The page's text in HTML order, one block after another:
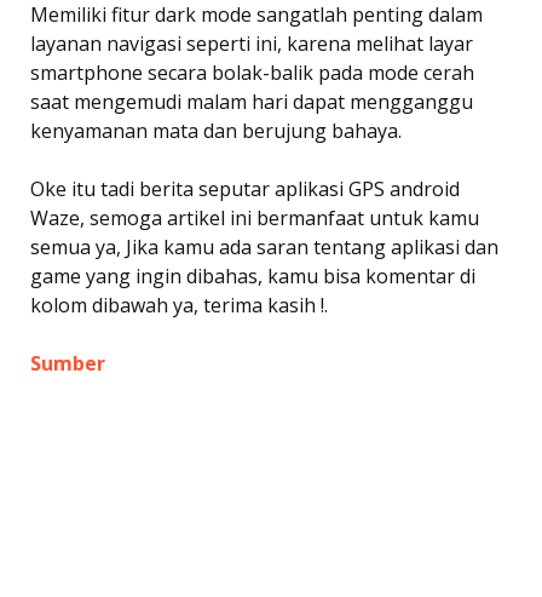
Memiliki fitur dark mode sangatlah penting dalam
layanan navigasi seperti ini, karena melihat layar
smartphone secara bolak-balik pada mode cerah
saat mengemudi malam hari dapat mengganggu
kenyamanan mata dan berujung bahaya.
Oke itu tadi berita seputar aplikasi GPS android
Waze, semoga artikel ini bermanfaat untuk kamu
semua ya, Jika kamu ada saran tentang aplikasi dan
game yang ingin dibahas, kamu bisa komentar di
kolom dibawah ya, terima kasih !.
Sumber